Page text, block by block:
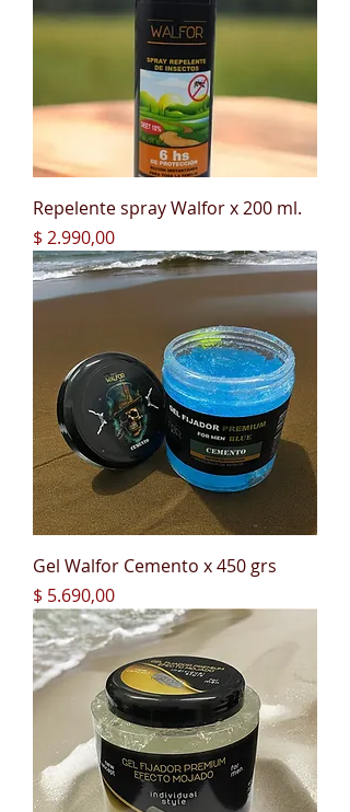
Repelente spray Walfor x 200 ml.
Precio
$ 2.990,00
Gel Walfor Cemento x 450 grs
Precio
$ 5.690,00